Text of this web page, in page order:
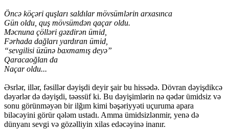
Öncə köçəri quşları saldılar mövsümlərin arxasınca
Gün oldu, quş mövsümdən qaçar oldu.
Məcnuna çölləri gəzdirən ümid,
Fərhada dağları yardıran ümid,
“sevgilisi üzünə baxmamış deyə”
Qaracaoğlan da
Naçar oldu...
Əsrlər, illər, fəsillər dəyişdi deyir şair bu hissədə. Dövran dəyişdikcə
dəyərlər də dəyişdi, təəssüf ki. Bu dəyişimlərin nə qədər ümidsiz və
sonu görünməyən bir ilğım kimi bəşəriyyəti uçuruma apara
biləcəyini görür qələm ustadı. Amma ümidsizlənmir, yenə də
dünyanı sevgi və gözəlliyin xilas edəcəyinə inanır.